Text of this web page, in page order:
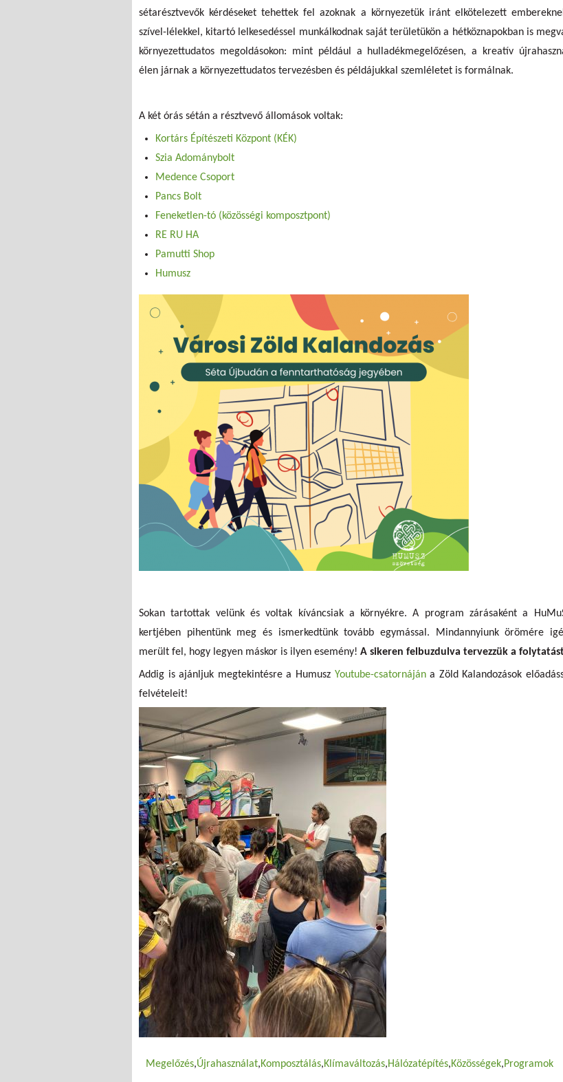
sétarésztvevők kérdéseket tehettek fel azoknak a környezetük iránt elkötelezett
szível-lélekkel, kitartó lelkesedéssel munkálkodnak saját területükön a hétköznapokban is
környezettudatos megoldásokon: mint például a hulladékmegelőzésen, a kreatív
élen járnak a környezettudatos tervezésben és példájukkal szemléletet is formálnak.
A két órás sétán a résztvevő állomások voltak:
Kortárs Építészeti Központ (KÉK)
Szia Adománybolt
Medence Csoport
Pancs Bolt
Feneketlen-tó (közösségi komposztpont)
RE RU HA
Pamutti Shop
Humusz
Sokan tartottak velünk és voltak kíváncsiak a környékre. A program zárásaként a
kertjében pihentünk meg és ismerkedtünk tovább egymással. Mindannyiunk örömére
merült fel, hogy legyen máskor is ilyen esemény! A sikeren felbuzdulva tervezzük a
Addig is ajánljuk megtekintésre a Humusz Youtube-csatornájána Zöld Kalandozások
felvételeit!
Megelőzés Újrahasználat Komposztálás Klímaváltozás Hálózatépítés Közösségek Programok